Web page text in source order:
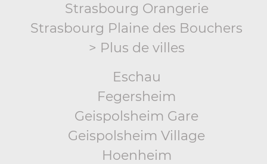
Strasbourg Orangerie
Strasbourg Plaine des Bouchers
> Plus de villes
Eschau
Fegersheim
Geispolsheim Gare
Geispolsheim Village
Hoenheim